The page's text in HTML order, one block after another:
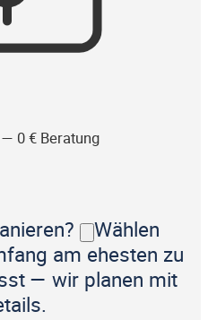
0 € Beratung
Wählen
am ehesten zu
— wir planen mit